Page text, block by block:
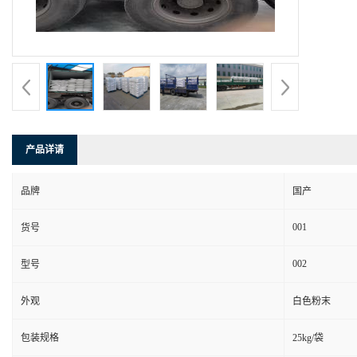
产品详请
品牌 国产
货号 001
型号 002
外观 白色粉末
包装规格 25kg/袋